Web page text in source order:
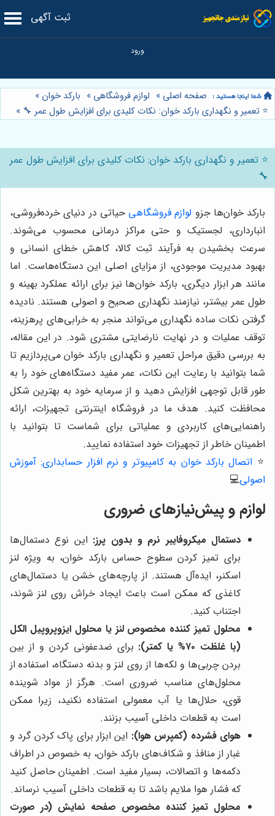
ثبت آگهی
صفحه اصلی » لوازم فروشگاهی » بارکد خوان »
⭐️ تعمیر و نگهداری بارکد خوان: نکات کلیدی برای افزایش طول عمر 🔧 »
⭐️ تعمیر و نگهداری بارکد خوان: نکات کلیدی برای افزایش طول عمر
🔧
بارکد خوان‌ها جزو لوازم فروشگاهی حیاتی در دنیای خرده‌فروشی،
انبارداری، لجستیک و حتی مراکز درمانی محسوب می‌شوند.
سرعت بخشیدن به فرآیند ثبت کالا، کاهش خطای انسانی و
بهبود مدیریت موجودی، از مزایای اصلی این دستگاه‌هاست. اما
مانند هر ابزار دیگری، بارکد خوان‌ها نیز برای ارائه عملکرد بهینه و
طول عمر بیشتر، نیازمند نگهداری صحیح و اصولی هستند. نادیده
گرفتن نکات ساده نگهداری می‌تواند منجر به خرابی‌های پرهزینه،
توقف عملیات و در نهایت نارضایتی مشتری شود. در این مقاله،
به بررسی دقیق مراحل تعمیر و نگهداری بارکد خوان می‌پردازیم تا
شما بتوانید با رعایت این نکات، عمر مفید دستگاه‌های خود را به
طور قابل توجهی افزایش دهید و از سرمایه خود به بهترین شکل
محافظت کنید. هدف ما در فروشگاه اینترنتی تجهیزات، ارائه
راهنمایی‌های کاربردی و عملیاتی برای شماست تا بتوانید با
اطمینان خاطر از تجهیزات خود استفاده نمایید.
⭐️ اتصال بارکد خوان به کامپیوتر و نرم افزار حسابداری: آموزش
اصولی💻
لوازم و پیش‌نیازهای ضروری
دستمال میکروفایبر نرم و بدون پرز: این نوع دستمال‌ها
برای تمیز کردن سطوح حساس بارکد خوان، به ویژه لنز
اسکنر، ایده‌آل هستند. از پارچه‌های خشن یا دستمال‌های
کاغذی که ممکن است باعث ایجاد خراش روی لنز شوند،
اجتناب کنید.
محلول تمیز کننده مخصوص لنز یا محلول ایزوپروپیل الکل
(با غلظت ۷۰% یا کمتر):
برای ضدعفونی کردن و از بین
بردن چربی‌ها و لکه‌ها از روی لنز و بدنه دستگاه، استفاده از
محلول‌های مناسب ضروری است. هرگز از مواد شوینده
قوی، حلال‌ها یا آب معمولی استفاده نکنید، زیرا ممکن
است به قطعات داخلی آسیب بزنند.
هوای فشرده (کمپرس هوا): این ابزار برای پاک کردن گرد و
غبار از منافذ و شکاف‌های بارکد خوان، به خصوص در اطراف
دکمه‌ها و اتصالات، بسیار مفید است. اطمینان حاصل کنید
که فشار هوا ملایم باشد تا به قطعات داخلی آسیب نرساند.
محلول تمیز کننده مخصوص صفحه نمایش (در صورت